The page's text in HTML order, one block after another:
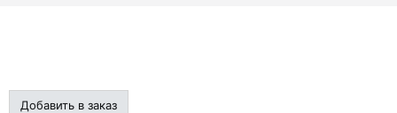
Добавить в заказ